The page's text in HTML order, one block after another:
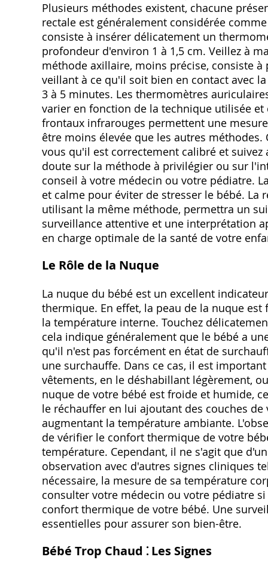
Plusieurs méthodes existent, chacune
rectale est généralement considérée
consiste à insérer délicatement un
profondeur d'environ 1 à 1,5 cm. Veillez à
méthode axillaire, moins précise, consiste
veillant à ce qu'il soit bien en contact avec
3 à 5 minutes. Les thermomètres
varier en fonction de la technique utilisée
frontaux infrarouges permettent une
être moins élevée que les autres
vous qu'il est correctement calibré et
doute sur la méthode à privilégier ou sur
conseil à votre médecin ou votre pédiatre.
et calme pour éviter de stresser le bébé.
utilisant la même méthode, permettra un
surveillance attentive et une interprétation
en charge optimale de la santé de votre
Le Rôle de la Nuque
La nuque du bébé est un excellent
thermique. En effet, la peau de la nuque
la température interne. Touchez
cela indique généralement que le bébé a
qu'il n'est pas forcément en état de
une surchauffe. Dans ce cas, il est
vêtements, en le déshabillant légèrement,
nuque de votre bébé est froide et humide,
le réchauffer en lui ajoutant des couches
augmentant la température ambiante.
de vérifier le confort thermique de votre
température. Cependant, il ne s'agit que
observation avec d'autres signes cliniques
nécessaire, la mesure de sa température
consulter votre médecin ou votre pédiatre
confort thermique de votre bébé. Une
essentielles pour assurer son bien-être.
Bébé Trop Chaud ⁚ Les Signes